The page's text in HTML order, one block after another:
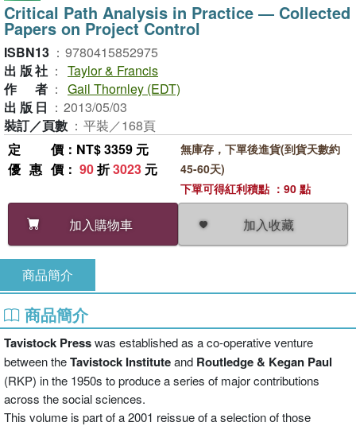
Critical Path Analysis in Practice ― Collected
Papers on Project Control
ISBN13 ： 9780415852975
出版社 ： Taylor & Francis
作者 ： Gail Thornley (EDT)
出版日 ： 2013/05/03
裝訂／頁數 ： 平裝／168頁
定價 ：NT$ 3359 元
優惠價 ： 90折3023 元
加入購物車 加入收藏
無庫存，下單後進貨(到貨天數約
45-60天)
下單可得紅利積點 ：90 點
商品簡介
商品簡介
Tavistock Presswas established as a co-operative venture
between theTavistock Instituteand Routledge & Kegan Paul
(RKP) in the 1950s to produce a series of major contributions
across the social sciences.
This volume is part of a 2001 reissue of a selection of those